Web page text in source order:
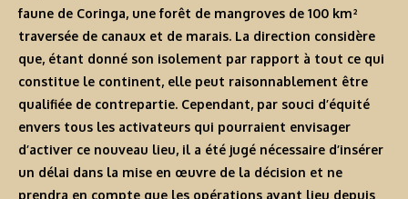
faune de Coringa, une forêt de mangroves de 100 km²
traversée de canaux et de marais. La direction considère
que, étant donné son isolement par rapport à tout ce qui
constitue le continent, elle peut raisonnablement être
qualifiée de contrepartie. Cependant, par souci d’équité
envers tous les activateurs qui pourraient envisager
d’activer ce nouveau lieu, il a été jugé nécessaire d’insérer
un délai dans la mise en œuvre de la décision et ne
prendra en compte que les opérations ayant lieu depuis